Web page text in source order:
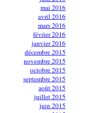
mai 2016
avril 2016
mars 2016
février 2016
janvier 2016
décembre 2015
novembre 2015
octobre 2015
septembre 2015
août 2015
juillet 2015
juin 2015